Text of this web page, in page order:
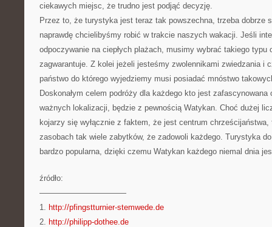
ciekawych miejsc, że trudno jest podjąć decyzję.
Przez to, że turystyka jest teraz tak powszechna, trzeba dobrze
naprawdę chcielibyśmy robić w trakcie naszych wakacji. Jeśli
odpoczywanie na ciepłych plażach, musimy wybrać takiego typu
zagwarantuje. Z kolei jeżeli jesteśmy zwolennikami zwiedzania i
państwo do którego wyjedziemy musi posiadać mnóstwo
Doskonałym celem podróży dla każdego kto jest
ważnych lokalizacji, będzie z pewnością Watykan. Choć dużej
kojarzy się wyłącznie z faktem, że jest centrum
zasobach tak wiele zabytków, że zadowoli każdego. Turystyka
bardzo popularna, dzięki czemu Watykan każdego niemal dnia
źródło:
———————————
1. http://pfingstturnier-stemwede.de
2. http://philipp-dothee.de